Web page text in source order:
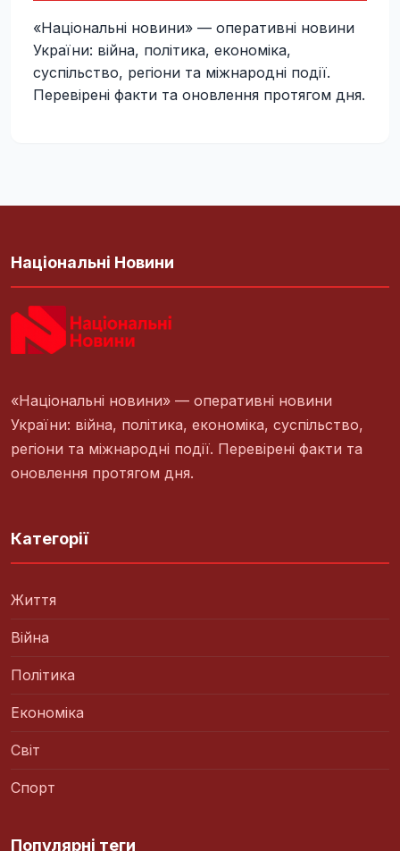
«Національні новини» — оперативні новини
України: війна, політика, економіка,
суспільство, регіони та міжнародні події.
Перевірені факти та оновлення протягом дня.
Національні Новини
«Національні новини» — оперативні новини
України: війна, політика, економіка, суспільство,
регіони та міжнародні події. Перевірені факти та
оновлення протягом дня.
Категорії
Життя
Війна
Політика
Економіка
Світ
Спорт
Популярні теги